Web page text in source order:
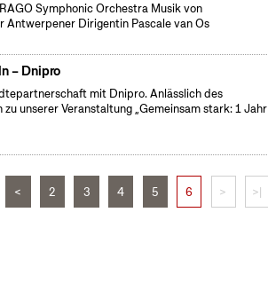
Symphonic Orchestra Musik von
Antwerpener Dirigentin Pascale van Os
– Dnipro
mit Dnipro. Anlässlich des
unserer Veranstaltung „Gemeinsam stark: 1 Jahr
< 2 3 4 5 6 > >|